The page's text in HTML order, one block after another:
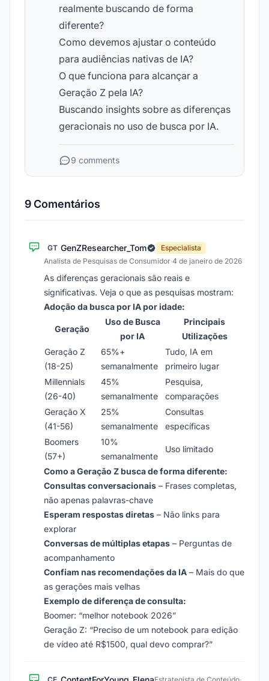
realmente buscando de forma
diferente?
Como devemos ajustar o conteúdo
para audiências nativas de IA?
O que funciona para alcançar a
Geração Z pela IA?
Buscando insights sobre as diferenças
geracionais no uso de busca por IA.
9 comments
9 Comentários
GT GenZResearcher_Tom
Especialista
Analista de Pesquisas de Consumidor·4 de janeiro de 2026
As diferenças geracionais são reais e
significativas. Veja o que as pesquisas mostram:
Adoção da busca por IA por idade:
Geração
Uso de Busca
por IA
Principais
Utilizações
Geração Z
(18-25)
65%+
semanalmente
Tudo, IA em
primeiro lugar
Millennials
(26-40)
45%
semanalmente
Pesquisa,
comparações
Geração X
(41-56)
25%
semanalmente
Consultas
específicas
Boomers
(57+)
10%
semanalmente
Uso limitado
Como a Geração Z busca de forma diferente:
Consultas conversacionais – Frases completas,
não apenas palavras-chave
Esperam respostas diretas – Não links para
explorar
Conversas de múltiplas etapas – Perguntas de
acompanhamento
Confiam nas recomendações da IA – Mais do que
as gerações mais velhas
Exemplo de diferença de consulta:
Boomer: “melhor notebook 2026”
Geração Z: “Preciso de um notebook para edição
de vídeo até R$1500, qual devo comprar?”